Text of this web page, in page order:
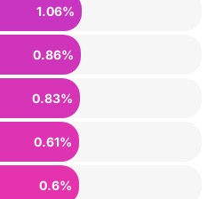
1.06%
0.86%
0.83%
0.61%
0.6%